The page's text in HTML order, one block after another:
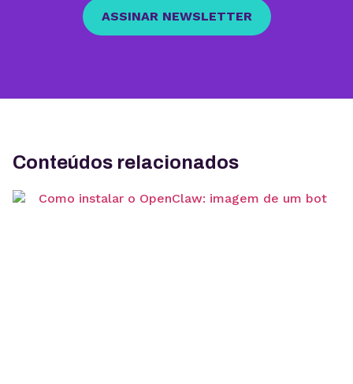
ASSINAR NEWSLETTER
Conteúdos relacionados